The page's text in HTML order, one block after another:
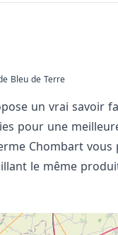
Bleu de Terre
un vrai savoir
pour une
Chombart
le même